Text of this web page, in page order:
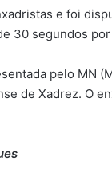
e foi
30 segundos
pelo MN
de Xadrez. O